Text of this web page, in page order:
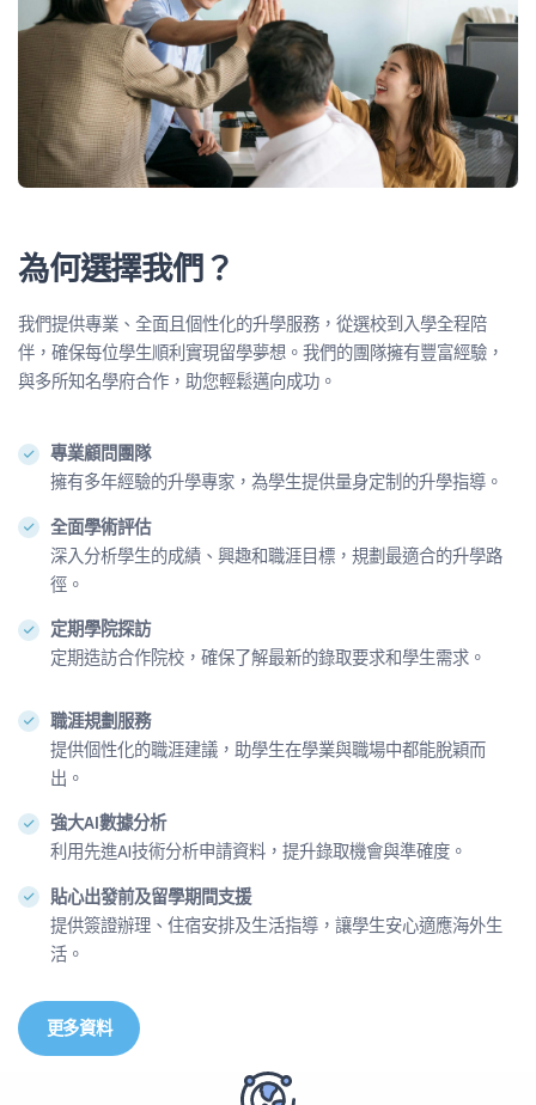
為何選擇我們？
我們提供專業、全面且個性化的升學服務，從選校到入學全程陪
伴，確保每位學生順利實現留學夢想。我們的團隊擁有豐富經驗，
與多所知名學府合作，助您輕鬆邁向成功。
專業顧問團隊
擁有多年經驗的升學專家，為學生提供量身定制的升學指導。
全面學術評估
深入分析學生的成績、興趣和職涯目標，規劃最適合的升學路
徑。
定期學院探訪
定期造訪合作院校，確保了解最新的錄取要求和學生需求。
職涯規劃服務
提供個性化的職涯建議，助學生在學業與職場中都能脫穎而
出。
強大AI數據分析
利用先進AI技術分析申請資料，提升錄取機會與準確度。
貼心出發前及留學期間支援
提供簽證辦理、住宿安排及生活指導，讓學生安心適應海外生
活。
更多資料